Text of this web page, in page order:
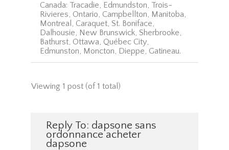
Canada: Tracadie, Edmundston, Trois-
Rivieres, Ontario, Campbellton, Manitoba,
Montreal, Caraquet, St. Boniface,
Dalhousie, New Brunswick, Sherbrooke,
Bathurst, Ottawa, Québec City,
Edmunston, Moncton, Dieppe, Gatineau.
Viewing 1 post (of 1 total)
Reply To: dapsone sans
ordonnance acheter
dapsone